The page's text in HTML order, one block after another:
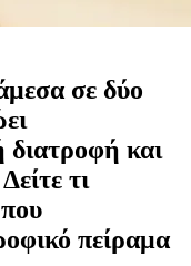
σε δύο
διατροφή και
τι
πείραμα